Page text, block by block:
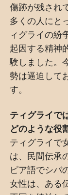
傷跡が残され
多くの人にと
ィグライの紛
起因する精神
験しました。
勢は逼迫して
す。
ティグライで
どのような役
ティグライで
は、民間伝承
ピア語でシバ
女性は、ある